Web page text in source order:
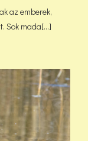
az emberek,
Sok mada[...]